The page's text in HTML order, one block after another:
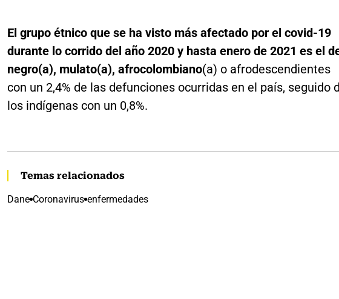
El grupo étnico que se ha visto más afectado por el covid-19
durante lo corrido del año 2020 y hasta enero de 2021 es el
negro(a), mulato(a), afrocolombiano(a) o afrodescendientes
con un 2,4% de las defunciones ocurridas en el país, seguido
los indígenas con un 0,8%.
Temas relacionados
Dane Coronavirus enfermedades